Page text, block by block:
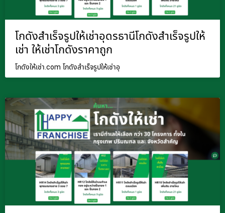
โกดังสำเร็จรูปให้เช่าอุดรธานีโกดังสำเร็จรูปให้
เช่า ให้เช่าโกดังราคาถูก
โกดังให้เช่า.com โกดังสำเร็จรูปให้เช่าอุ